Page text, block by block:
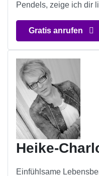
Pendels, zeige ich dir
Gratis anrufen
Heike-
Einfühlsame